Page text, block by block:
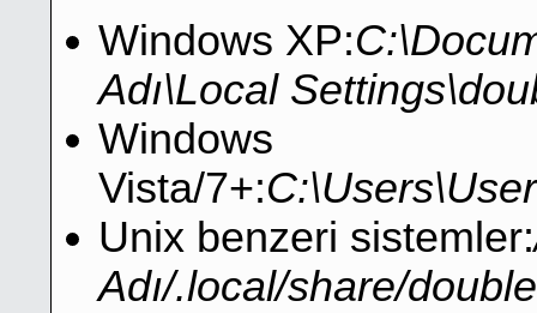
Windows XP:
Adı\Local
Windows
Vista/7+:
Unix benzeri sistemler:
Adı/.local/share/